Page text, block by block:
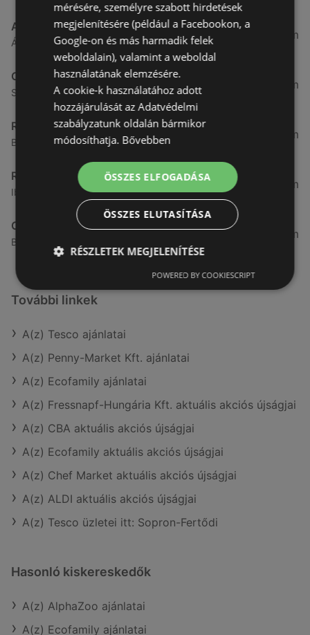
ALDI
Ágfalvi út 4/a, 9400 Sopron
3,26 km
CBA
Somfalvi u. 14., 9400 Sopron
3,31 km
Reál
Besenyő u. 16., 9400 Sopron
3,32 km
Reál
Ibolya út 15., 9400 Sopron
3,41 km
CBA
Bánfalvi u. 14, 9400 Sopron
3,58 km
További linkek
A(z) Tesco ajánlatai
A(z) Penny-Market Kft. ajánlatai
A(z) Ecofamily ajánlatai
A(z) Fressnapf-Hungária Kft. aktuális akciós újságjai
A(z) CBA aktuális akciós újságjai
A(z) Ecofamily aktuális akciós újságjai
A(z) Chef Market aktuális akciós újságjai
A(z) ALDI aktuális akciós újságjai
A(z) Tesco üzletei itt: Sopron-Fertődi
Hasonló kiskereskedők
A(z) AlphaZoo ajánlatai
A(z) Ecofamily ajánlatai
mérésére, személyre szabott hirdetések
megjelenítésére (például a Facebookon, a
Google-on és más harmadik felek
weboldalain), valamint a weboldal
használatának elemzésére.
A cookie-k használatához adott
hozzájárulását az Adatvédelmi
szabályzatunk oldalán bármikor
módosíthatja. Bővebben
ÖSSZES ELFOGADÁSA
ÖSSZES ELUTASÍTÁSA
RÉSZLETEK MEGJELENÍTÉSE
POWERED BY COOKIESCRIPT